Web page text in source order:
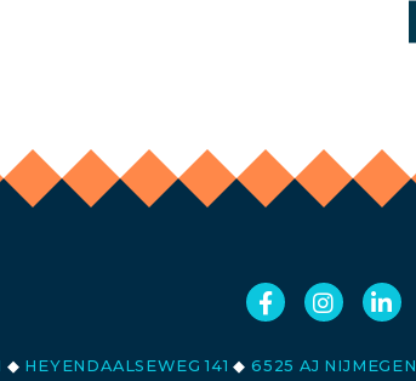
◆ HEYENDAALSEWEG 141◆ 6525 AJ NIJMEGEN